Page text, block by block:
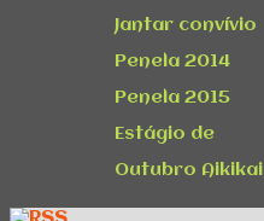
Jantar convívio
Penela 2014
Penela 2015
Estágio de
Outubro Aikikai